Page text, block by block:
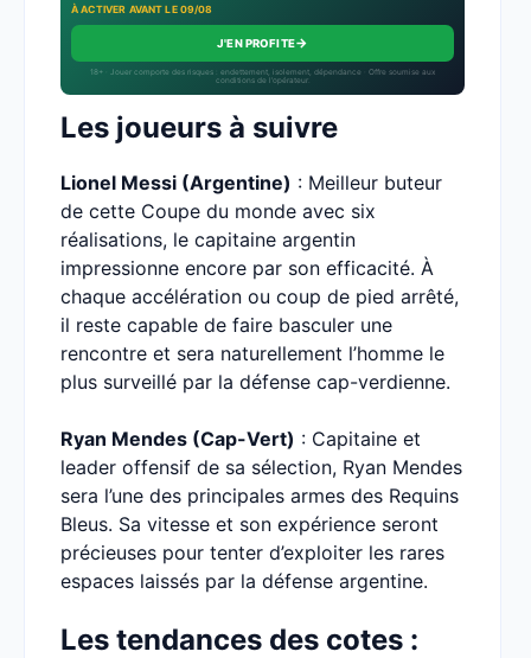
À ACTIVER AVANT LE 09/08
J'EN PROFITE→
18+ · Jouer comporte des risques : endettement, isolement, dépendance · Offre soumise aux
conditions de l’opérateur.
Les joueurs à suivre
Lionel Messi (Argentine) : Meilleur buteur
de cette Coupe du monde avec six
réalisations, le capitaine argentin
impressionne encore par son efficacité. À
chaque accélération ou coup de pied arrêté,
il reste capable de faire basculer une
rencontre et sera naturellement l’homme le
plus surveillé par la défense cap-verdienne.
Ryan Mendes (Cap-Vert) : Capitaine et
leader offensif de sa sélection, Ryan Mendes
sera l’une des principales armes des Requins
Bleus. Sa vitesse et son expérience seront
précieuses pour tenter d’exploiter les rares
espaces laissés par la défense argentine.
Les tendances des cotes :